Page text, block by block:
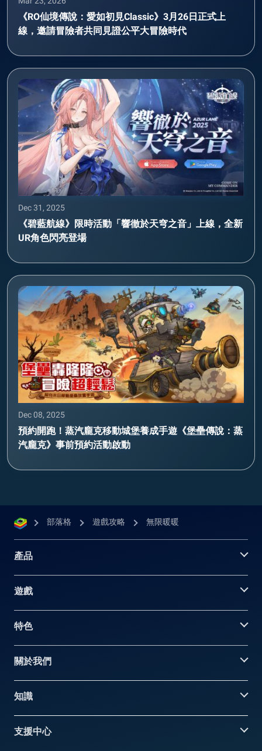
《RO仙境傳說：愛如初見Classic》3月26日正式上
線，邀請冒險者共同見證公平大冒險時代
Dec 31, 2025
《碧藍航線》限時活動「響徹於天穹之音」上線，全新
UR角色閃亮登場
Dec 08, 2025
預約開跑！蒸汽龐克移動城堡養成手遊《堡壘傳說：蒸
汽龐克》事前預約活動啟動
部落格 遊戲攻略 無限暖暖
產品
遊戲
特色
關於我們
知識
支援中心